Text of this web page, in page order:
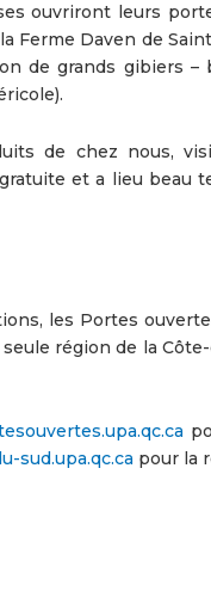
ouvriront leurs
Ferme Daven de
de grands gibiers
de chez nous,
et a lieu beau
les Portes
région de la
sud.upa.qc.ca pour la